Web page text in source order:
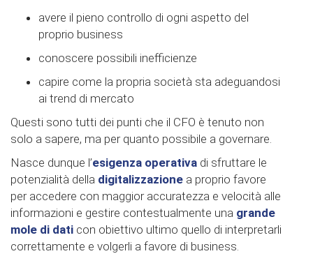
avere il pieno controllo di ogni aspetto del
proprio business
conoscere possibili inefficienze
capire come la propria società sta adeguandosi
ai trend di mercato
Questi sono tutti dei punti che il CFO è tenuto non
solo a sapere, ma per quanto possibile a governare.
Nasce dunque l’esigenza operativa di sfruttare le
potenzialità della digitalizzazione a proprio favore
per accedere con maggior accuratezza e velocità alle
informazioni e gestire contestualmente una grande
mole di dati con obiettivo ultimo quello di interpretarli
correttamente e volgerli a favore di business.